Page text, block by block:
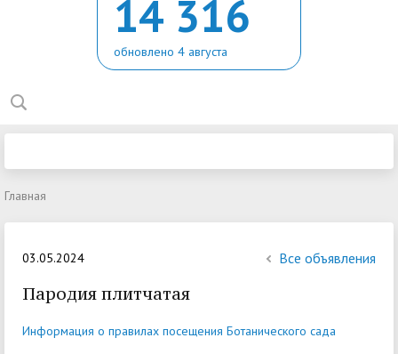
14 316
обновлено 4 августа
Главная
03.05.2024 Все объявления
Пародия плитчатая
Информация о правилах посещения Ботанического сада